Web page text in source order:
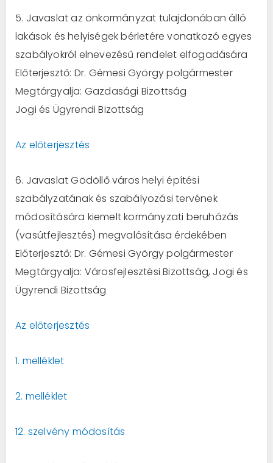
5. Javaslat az önkormányzat tulajdonában álló
lakások és helyiségek bérletére vonatkozó egyes
szabályokról elnevezésű rendelet elfogadására
Előterjesztő: Dr. Gémesi György polgármester
Megtárgyalja: Gazdasági Bizottság
Jogi és Ügyrendi Bizottság
Az előterjesztés
6. Javaslat Gödöllő város helyi építési
szabályzatának és szabályozási tervének
módosítására kiemelt kormányzati beruházás
(vasútfejlesztés) megvalósítása érdekében
Előterjesztő: Dr. Gémesi György polgármester
Megtárgyalja: Városfejlesztési Bizottság, Jogi és
Ügyrendi Bizottság
Az előterjesztés
1. melléklet
2. melléklet
12. szelvény módosítás